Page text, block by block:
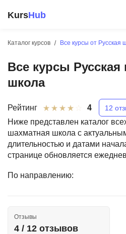
KursHub
Каталог курсов Все курсы от
Все курсы Русская
школа
Рейтинг 4 12
Ниже представлен каталог
шахматная школа с
длительностью и датами
странице обновляется
По направлению:
Отзывы
4 / 12 отзывов
Разработка
Маркетинг
Дизайн
Менеджмент